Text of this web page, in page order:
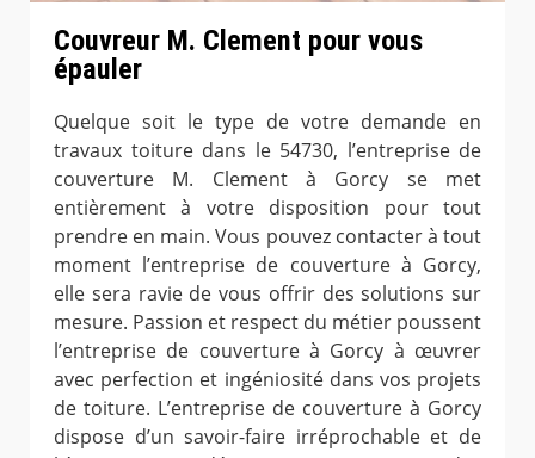
Couvreur M. Clement pour vous
épauler
Quelque soit le type de votre demande en
travaux toiture dans le 54730, l’entreprise de
couverture M. Clement à Gorcy se met
entièrement à votre disposition pour tout
prendre en main. Vous pouvez contacter à tout
moment l’entreprise de couverture à Gorcy,
elle sera ravie de vous offrir des solutions sur
mesure. Passion et respect du métier poussent
l’entreprise de couverture à Gorcy à œuvrer
avec perfection et ingéniosité dans vos projets
de toiture. L’entreprise de couverture à Gorcy
dispose d’un savoir-faire irréprochable et de